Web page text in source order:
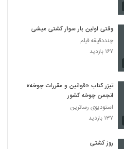
وقتی اولین بار سوار کشتی میشی
چنددقیقه فیلم
۱۶۷ بازدید
تیزر کتاب «قوانین و مقررات چوخه»
انجمن چوخه کشور
استودیوی رساترین
۱۳۷ بازدید
روز کشتی